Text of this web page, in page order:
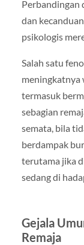
Perbandingan
dan
psikologis
Salah satu
meningkatnya
termasuk
sebagian
semata, bila
berdampak
terutama jika
sedang di
Gejala
Remaja